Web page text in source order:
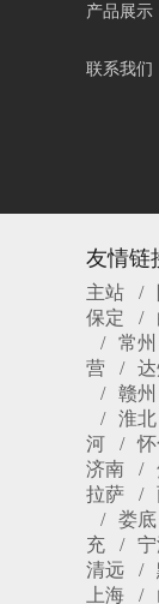
产品展示
联系我们
友情链
主站
保定
常州
营
达
赣州
淮北
河
济南
拉萨
娄底
充
清远
上海